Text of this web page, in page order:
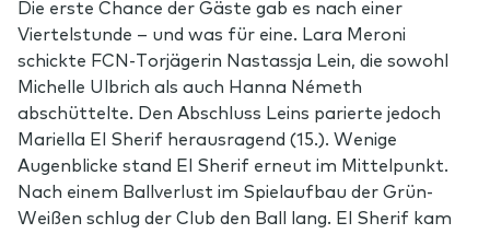
Die erste Chance der Gäste gab es nach einer
Viertelstunde – und was für eine. Lara Meroni
schickte FCN-Torjägerin Nastassja Lein, die sowohl
Michelle Ulbrich als auch Hanna Németh
abschüttelte. Den Abschluss Leins parierte jedoch
Mariella El Sherif herausragend (15.). Wenige
Augenblicke stand El Sherif erneut im Mittelpunkt.
Nach einem Ballverlust im Spielaufbau der Grün-
Weißen schlug der Club den Ball lang. El Sherif kam